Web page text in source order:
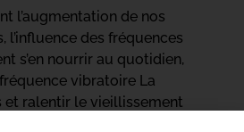
l’augmentation de nos
des fréquences
s’en nourrir au quotidien,
vibratoire La
et ralentir le vieillissement